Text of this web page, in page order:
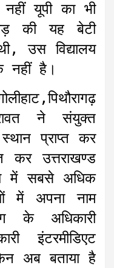
नहीं यूपी का भी
की यह बेटी
उस विद्यालय
नहीं है।
ने संयुक्त
प्राप्त कर
कर उत्तराखण्ड
में सबसे अधिक
में अपना नाम
के अधिकारी
इंटरमीडिएट
अब बताया है